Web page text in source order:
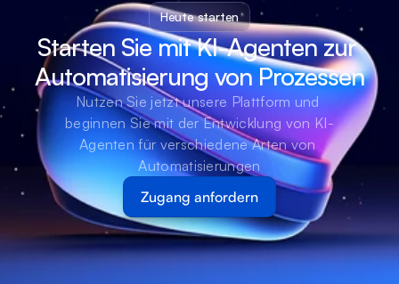
Heute starten
Starten Sie mit KI-Agenten zur
Automatisierung von Prozessen
Nutzen Sie jetzt unsere Plattform und
beginnen Sie mit der Entwicklung von KI-
Agenten für verschiedene Arten von
Automatisierungen
Zugang anfordern